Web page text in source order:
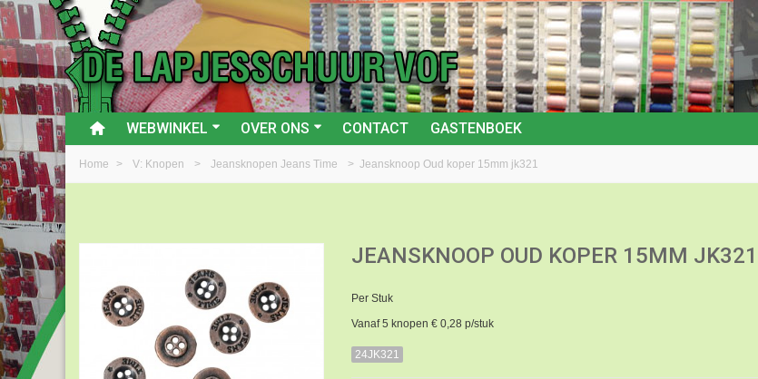
WEBWINKEL OVER ONS CONTACT GASTENBOEK
Home > V: Knopen > Jeansknopen Jeans Time > Jeansknoop Oud koper 15mm jk321
JEANSKNOOP OUD KOPER 15MM JK321
Per Stuk
Vanaf 5 knopen € 0,28 p/stuk
24JK321